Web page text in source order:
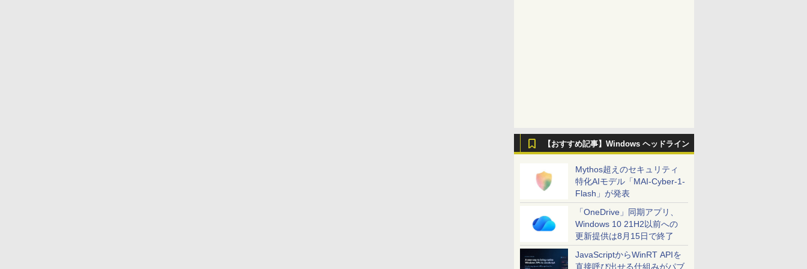
【おすすめ記事】Windows ヘッドライン
Mythos超えのセキュリティ
特化AIモデル「MAI-Cyber-1-
Flash」が発表
「OneDrive」同期アプリ、
Windows 10 21H2以前への
更新提供は8月15日で終了
JavaScriptからWinRT APIを
直接呼び出せる仕組みがパブ